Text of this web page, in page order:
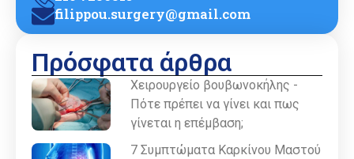
filippou.surgery@gmail.com
Πρόσφατα άρθρα
Χειρουργείο βουβωνοκήλης -
Πότε πρέπει να γίνει και πως
γίνεται η επέμβαση;
7 Συμπτώματα Καρκίνου Μαστού